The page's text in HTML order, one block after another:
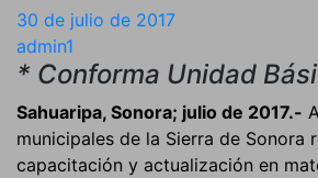
30 de julio de 2017
admin1
* Conforma Unidad
Sahuaripa, Sonora; julio de 2017.-
municipales de la Sierra de Sonora
capacitación y actualización en